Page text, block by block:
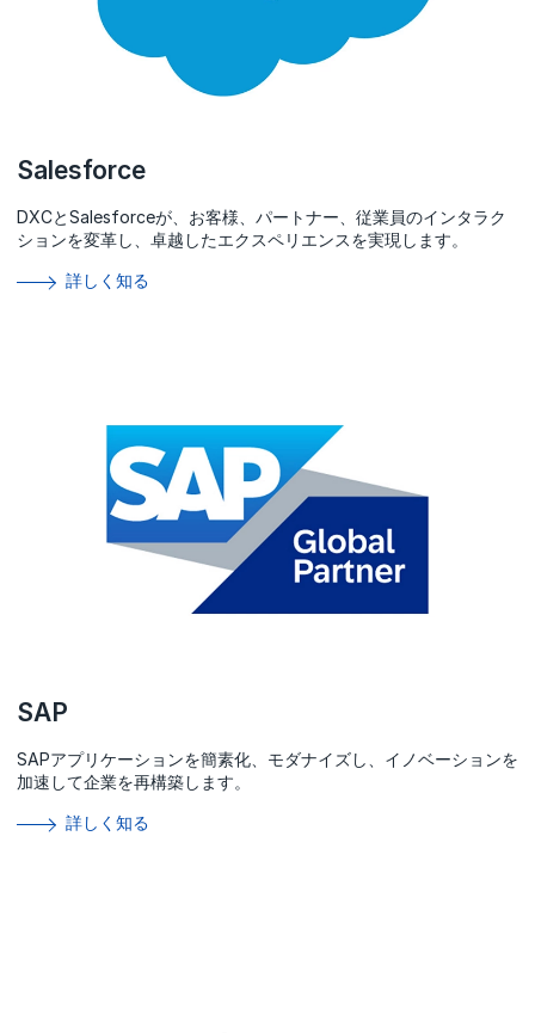
Salesforce
DXCとSalesforceが、お客様、パートナー、従業員のインタラク
ションを変革し、卓越したエクスペリエンスを実現します。
詳しく知る
SAP
SAPアプリケーションを簡素化、モダナイズし、イノベーションを
加速して企業を再構築します。
詳しく知る